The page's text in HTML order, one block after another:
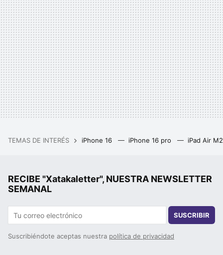
TEMAS DE INTERÉS iPhone 16 iPhone 16 pro iPad Air
RECIBE "Xatakaletter", NUESTRA NEWSLETTER
SEMANAL
SUSCRIBIR
Suscribiéndote aceptas nuestra política de privacidad